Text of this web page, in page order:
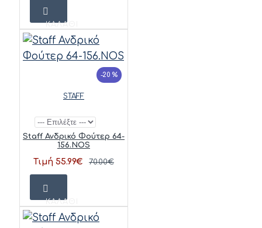
ΚΑΛΆΘΙ
-20 %
STAFF
Staff Ανδρικό Φούτερ 64-
156.NOS
Τιμή 55.99€ 70.00€
ΚΑΛΆΘΙ